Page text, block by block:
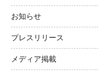
お知らせ
プレスリリース
メディア掲載